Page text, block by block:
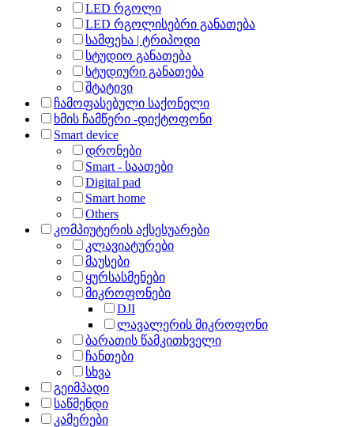
LED რგოლი
LED რგოლისებრი განათება
სამფეხა | ტრიპოდი
სტუდიო განათება
სტუდიური განათება
შტატივი
ჩამოფასებული საქონელი
ხმის ჩამწერი -დიქტოფონი
Smart device
დრონები
Smart - საათები
Digital pad
Smart home
Others
კომპიუტერის აქსესუარები
კლავიატურები
მაუსები
ყურსასმენები
მიკროფონები
DJI
ლავალერის მიკროფონი
ბარათის წამკითხველი
ჩანთები
სხვა
გეიმპადი
საწმენდი
კამერები